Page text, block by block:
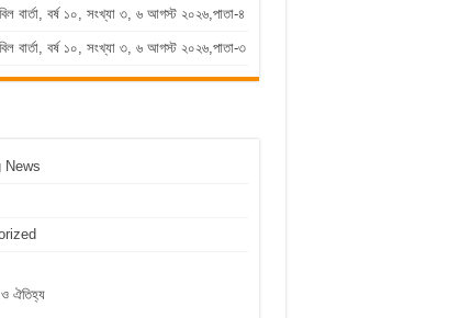
বার্তা, বর্ষ ১০, সংখ্যা ৩, ৬ আগস্ট ২০২৬,পাতা-৪
বার্তা, বর্ষ ১০, সংখ্যা ৩, ৬ আগস্ট ২০২৬,পাতা-৩
News
ও ঐতিহ্য